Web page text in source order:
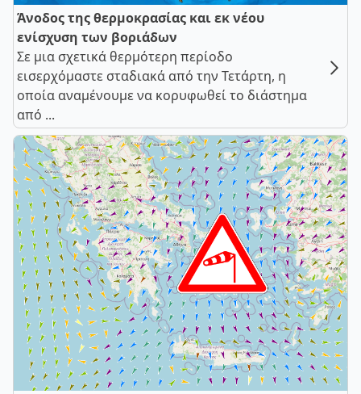
Άνοδος της θερμοκρασίας και εκ νέου
ενίσχυση των βοριάδων
Σε μια σχετικά θερμότερη περίοδο
εισερχόμαστε σταδιακά από την Τετάρτη, η
οποία αναμένουμε να κορυφωθεί το διάστημα
από ...